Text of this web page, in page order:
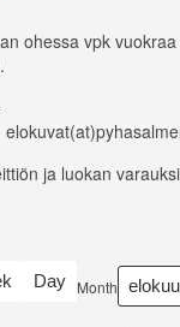
ohessa vpk
ja luokan
Day Month